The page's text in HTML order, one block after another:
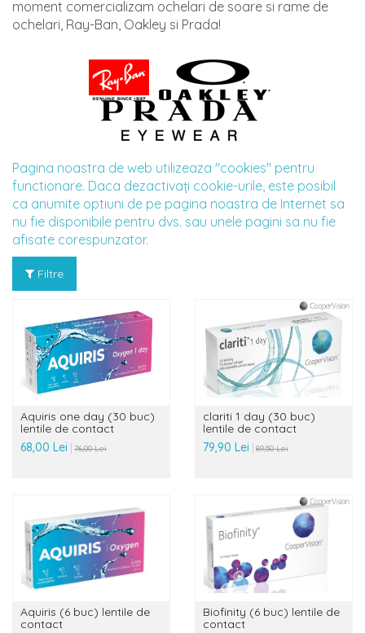
moment comercializam ochelari de soare si rame de
ochelari, Ray-Ban, Oakley si Prada!
Pagina noastra de web utilizeaza "cookies" pentru
functionare. Daca dezactivaţi cookie-urile, este posibil
ca anumite optiuni de pe pagina noastra de Internet sa
nu fie disponibile pentru dvs. sau unele pagini sa nu fie
afisate corespunzator.
Filtre
Aquiris one day (30 buc)
lentile de contact
68,00 Lei
76,00 Lei
clariti 1 day (30 buc)
lentile de contact
79,90 Lei
89,50 Lei
Aquiris (6 buc) lentile de
contact
Biofinity (6 buc) lentile de
contact